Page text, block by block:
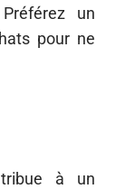
un
pour ne
à un